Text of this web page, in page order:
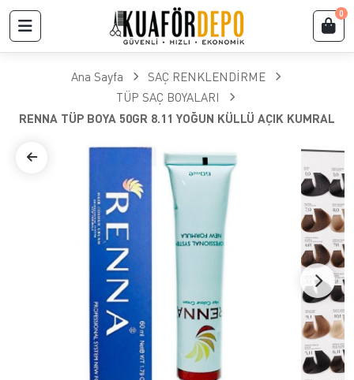
0
Ana Sayfa
SAÇ RENKLENDİRME
TÜP SAÇ BOYALARI
RENNA TÜP BOYA 50GR 8.11 YOĞUN KÜLLÜ AÇIK KUMRAL